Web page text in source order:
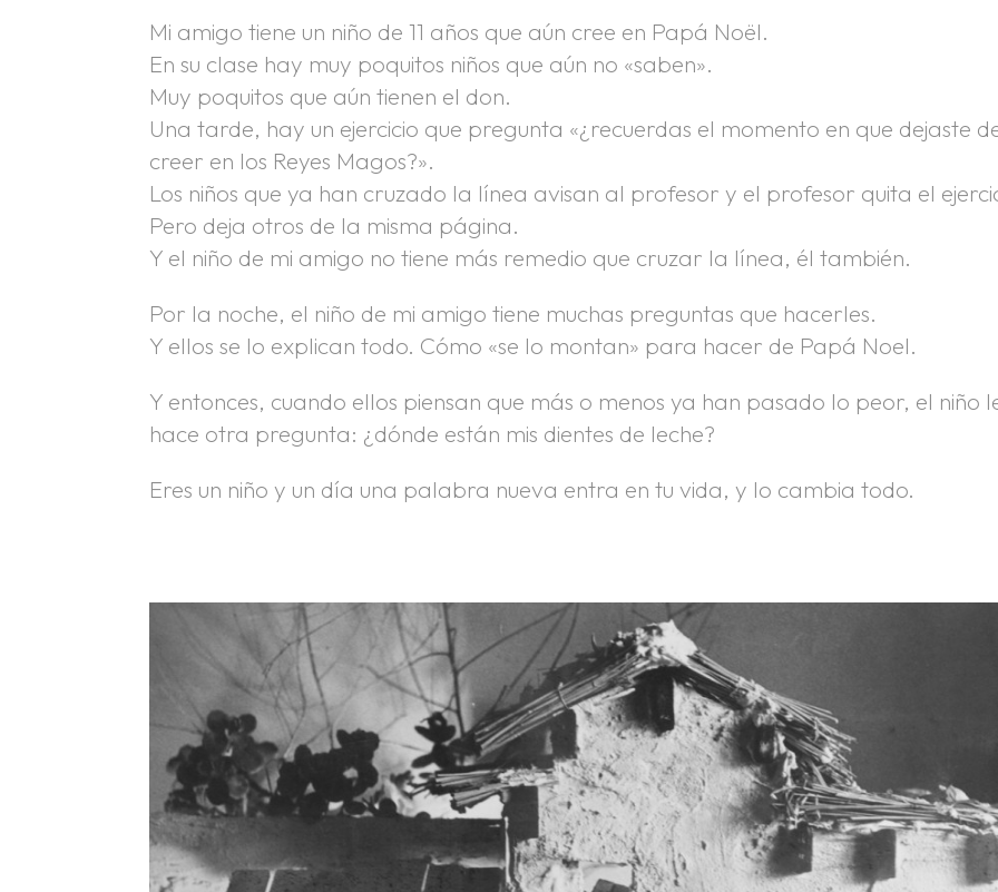
Mi amigo tiene un niño de 11 años que aún cree en Papá Noël.
En su clase hay muy poquitos niños que aún no «saben».
Muy poquitos que aún tienen el don.
Una tarde, hay un ejercicio que pregunta «¿recuerdas el momento en que dejaste
creer en los Reyes Magos?».
Los niños que ya han cruzado la línea avisan al profesor y el profesor quita el
Pero deja otros de la misma página.
Y el niño de mi amigo no tiene más remedio que cruzar la línea, él también.
Por la noche, el niño de mi amigo tiene muchas preguntas que hacerles.
Y ellos se lo explican todo. Cómo «se lo montan» para hacer de Papá Noel.
Y entonces, cuando ellos piensan que más o menos ya han pasado lo peor, el niño
hace otra pregunta: ¿dónde están mis dientes de leche?
Eres un niño y un día una palabra nueva entra en tu vida, y lo cambia todo.